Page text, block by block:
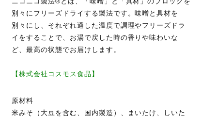
別々にフリーズドライする製法です。味噌と具材を
別々にし、それぞれ適した温度で調理やフリーズドラ
イをすることで、お湯で戻した時の香りや味わいな
ど、最高の状態でお届けします。
【株式会社コスモス食品】
原材料
米みそ（大豆を含む、国内製造）、まいたけ、しいた